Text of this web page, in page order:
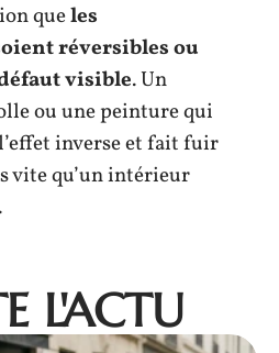
queles
réversibles ou
visible. Un
ou une peinture qui
inverse et fait fuir
vite qu’un intérieur
L'ACTU